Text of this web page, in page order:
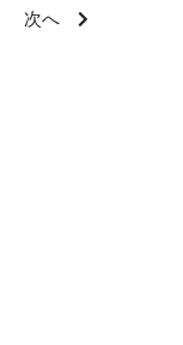
次へ